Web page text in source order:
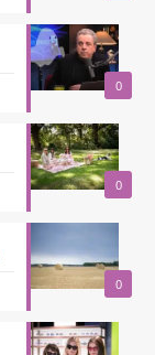
0
0
0